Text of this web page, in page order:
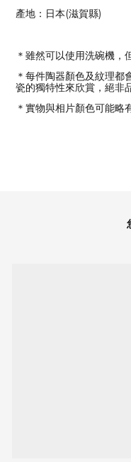
產地：日本(滋賀縣)
＊雖然可以使用洗碗機，
＊每件陶器顏色及紋理都
瓷的獨特性來欣賞，絕非
＊實物與相片顏色可能略